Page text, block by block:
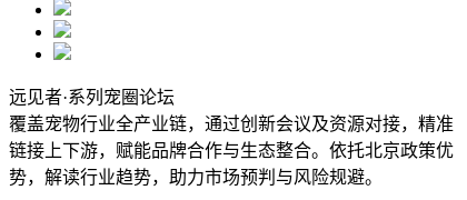
远见者·系列宠圈论坛
覆盖宠物行业全产业链，通过创新会议及资源对接，精准
链接上下游，赋能品牌合作与生态整合。依托北京政策优
势，解读行业趋势，助力市场预判与风险规避。